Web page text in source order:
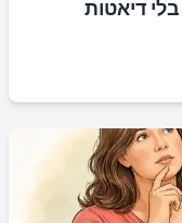
דיאטות